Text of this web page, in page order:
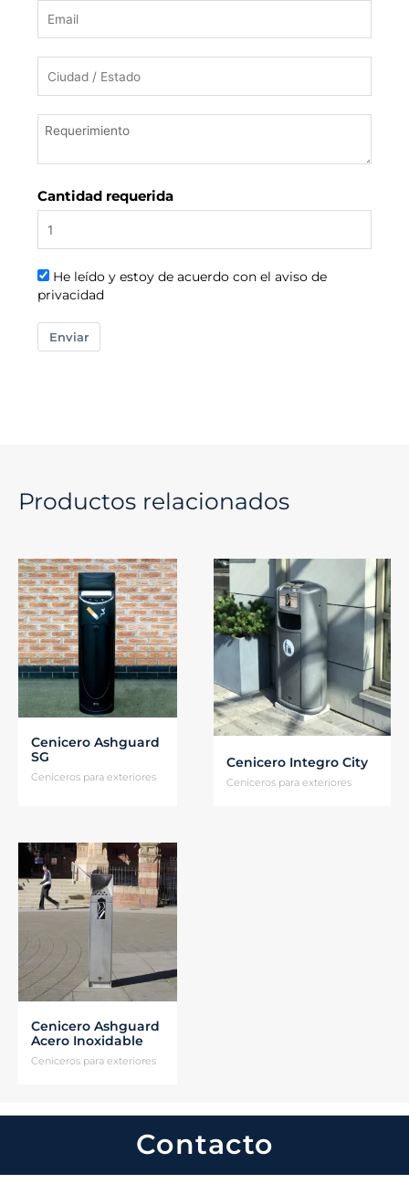
Cantidad requerida
He leído y estoy de acuerdo con el aviso de
privacidad
Enviar
Productos relacionados
Cenicero Ashguard
SG
Ceniceros para exteriores
Cenicero Integro City
Ceniceros para exteriores
Cenicero Ashguard
Acero Inoxidable
Ceniceros para exteriores
Contacto